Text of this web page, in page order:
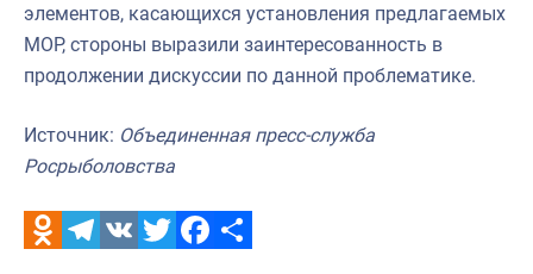
элементов, касающихся установления предлагаемых
МОР, стороны выразили заинтересованность в
продолжении дискуссии по данной проблематике.
Источник: Объединенная пресс-служба
Росрыболовства